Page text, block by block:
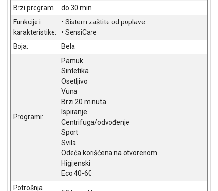
ALAT I
BAŠTA
Brzi program:
do 30 min
Funkcije i
karakteristike:
• Sistem zaštite od poplave
• SensiCare
Boja:
Bela
Programi:
Pamuk
Sintetika
Osetljivo
Vuna
Brzi 20 minuta
Ispiranje
Centrifuga/odvođenje
Sport
Svila
Odeća korišćena na otvorenom
Higijenski
Eco 40-60
Potrošnja